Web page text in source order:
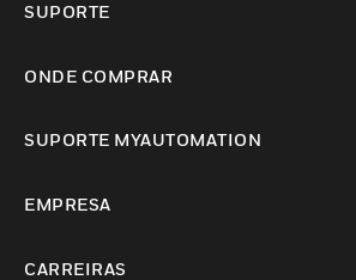
SUPORTE
ONDE COMPRAR
SUPORTE MYAUTOMATION
EMPRESA
CARREIRAS